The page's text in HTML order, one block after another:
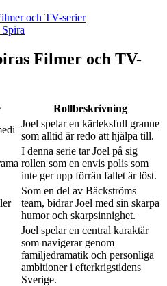
och TV-serier
Filmer och TV-
Rollbeskrivning
Joel spelar en kärleksfull granne
som alltid är redo att hjälpa till.
I denna serie tar Joel på sig
rollen som en envis polis som
inte ger upp förrän fallet är löst.
Som en del av Bäckströms
team, bidrar Joel med sin skarpa
humor och skarpsinnighet.
Joel spelar en central karaktär
som navigerar genom
familjedramatik och personliga
ambitioner i efterkrigstidens
Sverige.